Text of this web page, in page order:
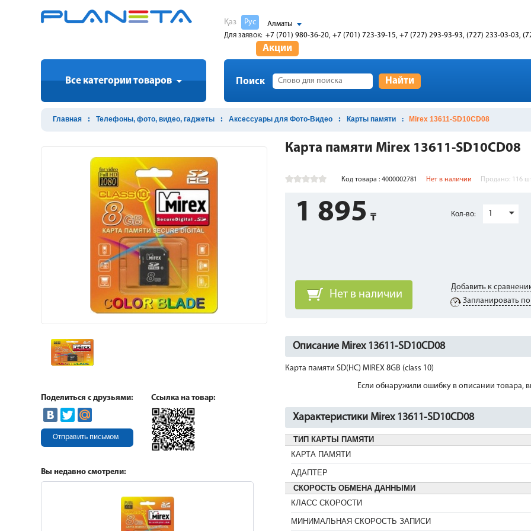
Қаз Рус
Алматы
Для заявок: +7 (701) 980-36-20, +7 (701) 723-39-15, +7 (727) 293-93-93, (727) 233-03-03,
Акции
Все категории товаров Поиск Найти
Главная Телефоны, фото, видео, гаджеты Аксессуары для Фото-Видео Карты памяти Mirex 13611-SD10CD08
Поделиться с друзьями:
Отправить письмом
Ссылка на товар:
Вы недавно смотрели:
Карта памяти Mirex 13611-SD10CD08
Код товара : 4000002781 Нет в наличии Продано: 116
1 895
Нет в наличии
Кол-во: 1
Добавить к
Запланировать
Описание Mirex 13611-SD10CD08
Карта памяти SD(HC) MIREX 8GB (class 10)
Если обнаружили ошибку в описании товара,
Характеристики Mirex 13611-SD10CD08
ТИП КАРТЫ ПАМЯТИ
КАРТА ПАМЯТИ
АДАПТЕР
СКОРОСТЬ ОБМЕНА ДАННЫМИ
КЛАСС СКОРОСТИ
МИНИМАЛЬНАЯ СКОРОСТЬ ЗАПИСИ